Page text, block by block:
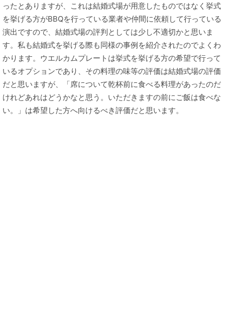
ったとありますが、これは結婚式場が用意したものではなく挙式
を挙げる方がBBQを行っている業者や仲間に依頼して行っている
演出ですので、結婚式場の評判としては少し不適切かと思いま
す。私も結婚式を挙げる際も同様の事例を紹介されたのでよくわ
かります。ウエルカムプレートは挙式を挙げる方の希望で行って
いるオプションであり、その料理の味等の評価は結婚式場の評価
だと思いますが、「席について乾杯前に食べる料理があったのだ
けれどあれはどうかなと思う。いただきますの前にご飯は食べな
い。」は希望した方へ向けるべき評価だと思います。